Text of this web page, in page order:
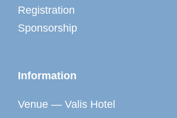
Registration
Sponsorship
Information
Venue — Valis Hotel